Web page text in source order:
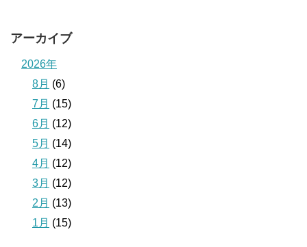
アーカイブ
2026年
8月 (6)
7月 (15)
6月 (12)
5月 (14)
4月 (12)
3月 (12)
2月 (13)
1月 (15)